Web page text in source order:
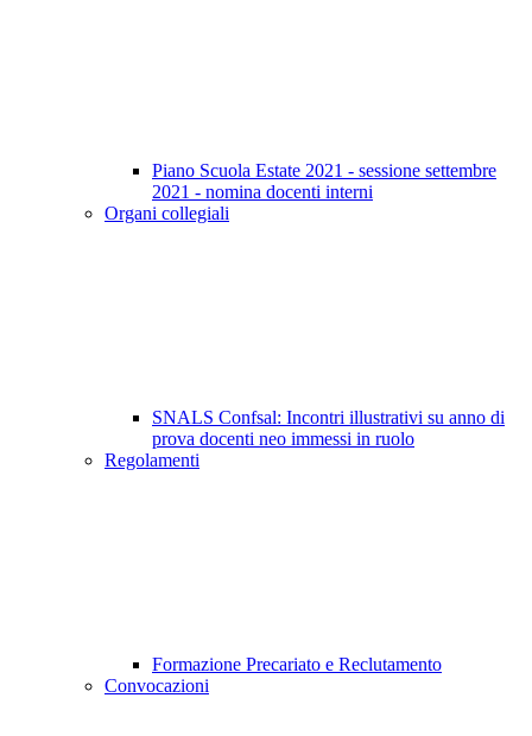
Piano Scuola Estate 2021 - sessione settembre
2021 - nomina docenti interni
Organi collegiali
SNALS Confsal: Incontri illustrativi su anno di
prova docenti neo immessi in ruolo
Regolamenti
Formazione Precariato e Reclutamento
Convocazioni